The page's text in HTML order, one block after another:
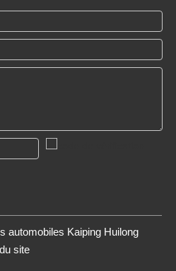
automobiles Kaiping Huilong
site